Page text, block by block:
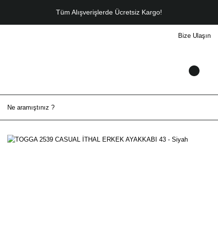
Tüm Alışverişlerde Ücretsiz Kargo!
Bize Ulaşın